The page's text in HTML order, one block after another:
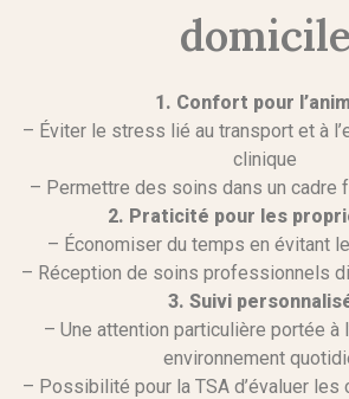
domicile
1. Confort pour
– Éviter le stress lié au transport et à
clinique
– Permettre des soins dans un cadre
2. Praticité pour les
– Économiser du temps en évitant
– Réception de soins professionnels
3. Suivi
– Une attention particulière portée à
environnement
– Possibilité pour la TSA d’évaluer